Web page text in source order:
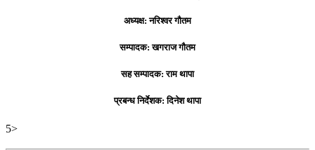
अध्यक्ष: नरिश्वर गौतम
सम्पादक: खगराज गौतम
सह सम्पादक: राम थापा
प्रबन्ध निर्देशक: दिनेश थापा
5>